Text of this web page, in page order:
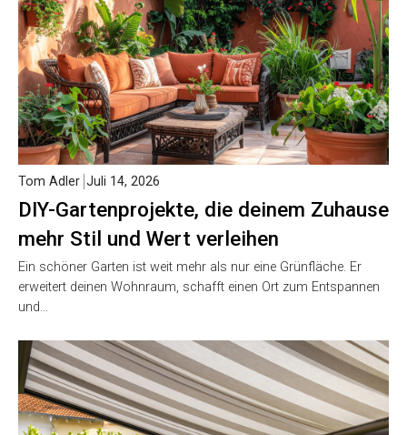
DIY-Gartenprojekte, die deinem Zuhause
mehr Stil und Wert verleihen
Tom Adler Juli 14, 2026
Ein schöner Garten ist weit mehr als nur eine Grünfläche. Er
erweitert deinen Wohnraum, schafft einen Ort zum Entspannen
und…